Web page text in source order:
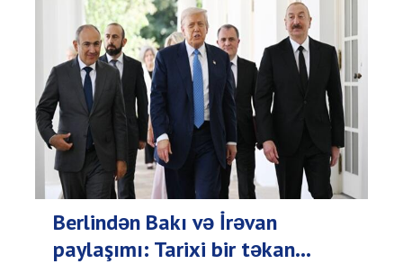
Berlindən Bakı və İrəvan
paylaşımı: Tarixi bir təkan...